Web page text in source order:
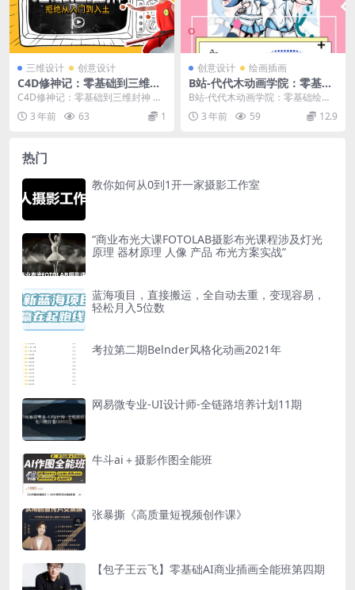
三维设计 创意设计
C4D修神记：零基础到三维封
神【课程和素材完整无缺】素
材质量很高
C4D修神记：零基础到三维封神 讲
师：MOMENTOR创始人曾潇霖携
手翼狐网主编...
3 年前 63 1
创意设计 绘画插画
B站-代代木动画学院：零基础
绘画课程
B站-代代木动画学院：零基础绘画
课程
3 年前 59 12.9
热门
教你如何从0到1开一家摄影工作室
“商业布光大课FOTOLAB摄影布光课程涉及灯光
原理 器材原理 人像 产品 布光方案实战”
蓝海项目，直接搬运，全自动去重，变现容易，
轻松月入5位数
考拉第二期Belnder风格化动画2021年
网易微专业-UI设计师-全链路培养计划11期
牛斗ai＋摄影作图全能班
张暴撕《高质量短视频创作课》
【包子王云飞】零基础AI商业插画全能班第四期